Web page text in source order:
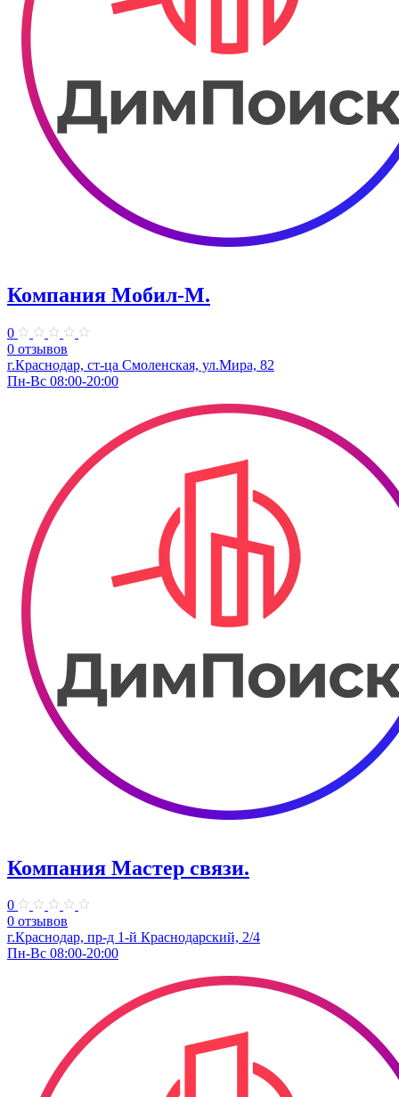
Компания Мобил-М.
0
0 отзывов
г.Краснодар, ст-ца Смоленская, ул.Мира, 82
Пн-Вс 08:00-20:00
Компания Мастер связи.
0
0 отзывов
г.Краснодар, пр-д 1-й Краснодарский, 2/4
Пн-Вс 08:00-20:00